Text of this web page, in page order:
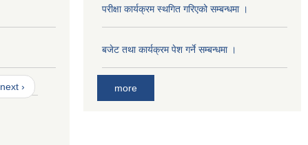
next ›
परीक्षा कार्यक्रम स्थगित गरिएको सम्बन्धमा ।
बजेट तथा कार्यक्रम पेश गर्ने सम्बन्धमा ।
more